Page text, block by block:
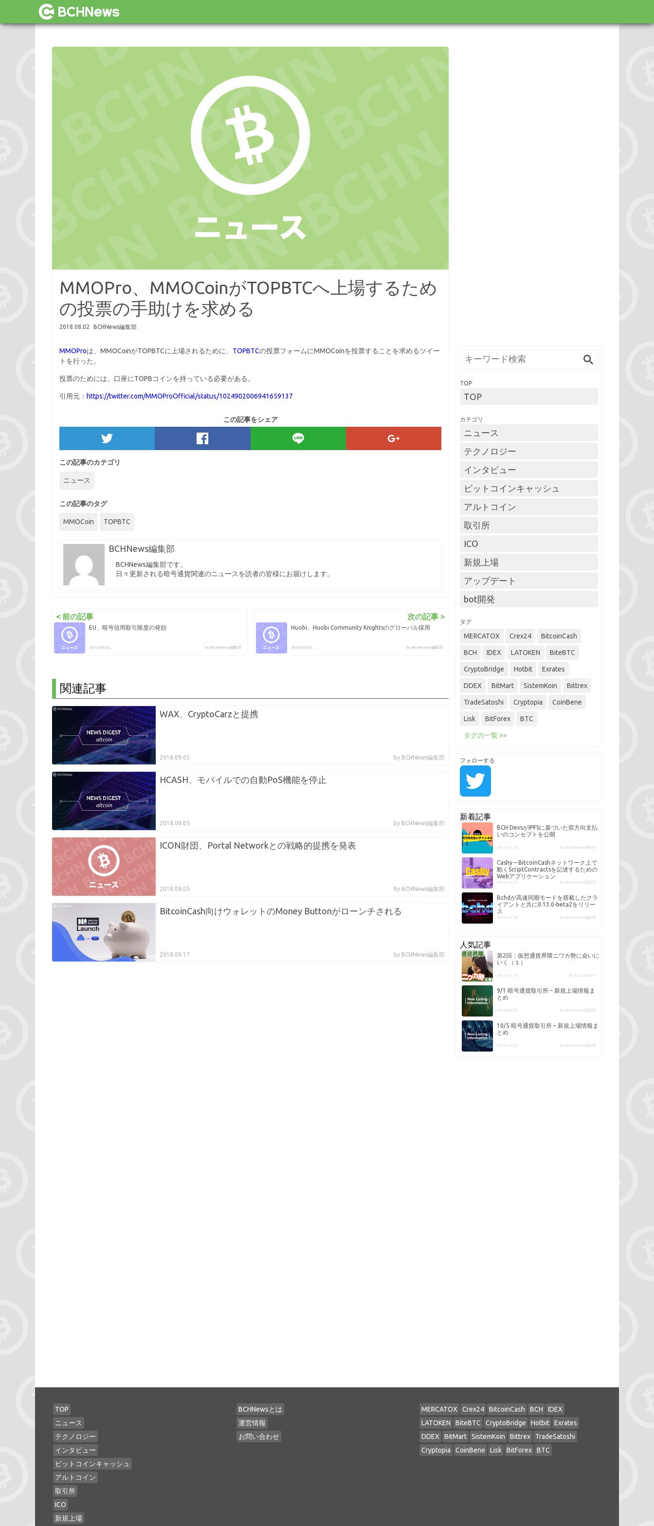
MMOPro、MMOCoinがTOPBTCへ上場するため
の投票の手助けを求める
2018.08.02 BCHNews編集部
MMOProは、MMOCoinがTOPBTCに上場されるために、 TOPBTCの投票フォームにMMOCoinを投票することを求めるツイー
トを行った。
投票のためには、口座にTOPBコインを持っている必要がある。
引用元： https://twitter.com/MMOProOfficial/status/1024902006941659137
この記事をシェア
この記事のカテゴリ
ニュース
この記事のタグ
MMOCoin TOPBTC
BCHNews編集部
BCHNews編集部です。
日々更新される暗号通貨関連のニュースを読者の皆様にお届けします。
< 前の記事
EU、暗号信用取引限度の発効
2018.08.02 by BCHNews編集部
次の記事 >
Huobi、Huobi Community Knightsのグローバル採用
2018.08.02 by BCHNews編集部
関連記事
WAX、CryptoCarzと提携
2018.09.05 by BCHNews編集部
HCASH、モバイルでの自動PoS機能を停止
2018.09.05 by BCHNews編集部
ICON財団、Portal Networkとの戦略的提携を発表
2018.09.05 by BCHNews編集部
BitcoinCash向けウォレットのMoney Buttonがローンチされる
2018.09.17 by BCHNews編集部
TOP
TOP
カテゴリ
ニュース
テクノロジー
インタビュー
ビットコインキャッシュ
アルトコイン
取引所
ICO
新規上場
アップデート
bot開発
タグ
MERCATOX Crex24 BitcoinCash
BCH IDEX LATOKEN BiteBTC
CryptoBridge Hotbit Exrates
DDEX BitMart SistemKoin Bittrex
TradeSatoshi Cryptopia CoinBene
Lisk BitForex BTC
タグの一覧 >>
フォローする
新着記事
BCH DevsがIPFSに基づいた双方向支払
いのコンセプトを公開
2018.12.31 by BCHNews編集部
Cashy – BitcoinCashネットワーク上で
動くScriptContractsを記述するための
Webアプリケーション
2018.12.31 by BCHNews編集部
Bchdが高速同期モードを搭載したクラ
イアントと共に0.13.0-beta2をリリー
ス
2018.12.30 by BCHNews編集部
人気記事
第2回：仮想通貨界隈ニワカ勢に会いに
いく（１）
2018.11.19 by furusake-s
9/1 暗号通貨取引所 – 新規上場情報ま
とめ
2018.09.01 by BCHNews編集部
10/5 暗号通貨取引所 – 新規上場情報ま
とめ
2018.10.05 by BCHNews編集部
TOP
ニュース
テクノロジー
インタビュー
ビットコインキャッシュ
アルトコイン
取引所
ICO
新規上場
BCHNewsとは
運営情報
お問い合わせ
MERCATOX Crex24 BitcoinCash BCH
IDEX
LATOKEN
BiteBTC CryptoBridge Hotbit
Exrates
DDEX
BitMart SistemKoin Bittrex
TradeSatoshi
Cryptopia
CoinBene Lisk BitForex BTC